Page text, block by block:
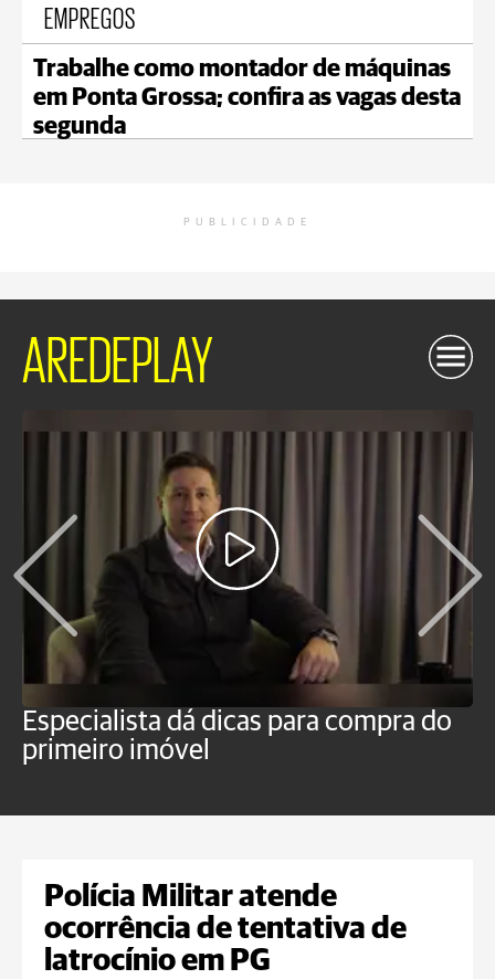
EMPREGOS
Trabalhe como montador de máquinas
em Ponta Grossa; confira as vagas desta
segunda
PUBLICIDADE
AREDEPLAY
Especialista dá dicas para compra do
primeiro imóvel
Polícia Militar atende
ocorrência de tentativa de
latrocínio em PG